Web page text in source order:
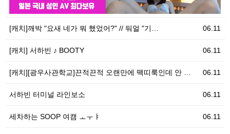
06.11
[캐치]깨박 "요새 네가 뭐 했었어?" // 둬얼 "기…
06.11
[캐치] 서하빈 ♪ BOOTY
06.11
[캐치][광우사관학교]끈적끈적 오랜만에 떽띠룩인데 안 …
06.11
서하빈 터미널 라인보소
06.11
세차하는 SOOP 여캠 ㅗㅜㅑ